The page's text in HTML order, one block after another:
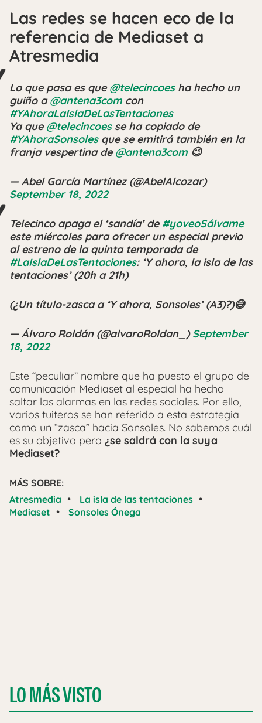
Las redes se hacen eco de la
referencia de Mediaset a
Atresmedia
Lo que pasa es que@telecincoesha hecho un
guiño a@antena3com con
#YAhoraLaIslaDeLasTentaciones
Ya que@telecincoesse ha copiado de
#YAhoraSonsolesque se emitirá también en la
franja vespertina de@antena3com 😉
— Abel García Martínez (@AbelAlcozar)
September 18, 2022
Telecinco apaga el ‘sandía’ de#yoveoSálvame
este miércoles para ofrecer un especial previo
al estreno de la quinta temporada de
#LaIslaDeLasTentaciones: ‘Y ahora, la isla de las
tentaciones’ (20h a 21h)
(¿Un título-zasca a ‘Y ahora, Sonsoles’ (A3)?)😅
— Álvaro Roldán (@alvaroRoldan_)September
18, 2022
Este “peculiar” nombre que ha puesto el grupo de
comunicación Mediaset al especial ha hecho
saltar las alarmas en las redes sociales. Por ello,
varios tuiteros se han referido a esta estrategia
como un “zasca” hacia Sonsoles. No sabemos cuál
es su objetivo pero ¿se saldrá con la suya
Mediaset?
MÁS SOBRE:
Atresmedia • La isla de las tentaciones •
Mediaset • Sonsoles Ónega
LO MÁS VISTO